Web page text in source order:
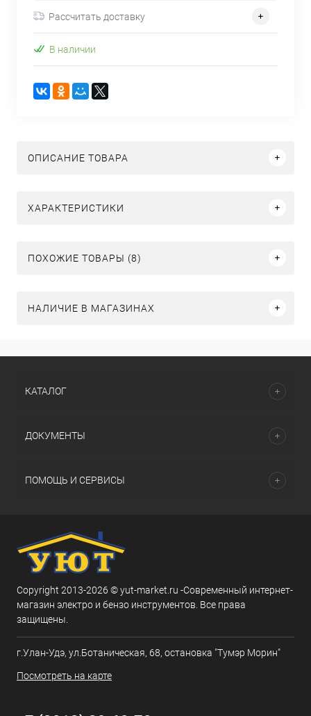
Рассчитать доставку
В наличии
ОПИСАНИЕ ТОВАРА
ХАРАКТЕРИСТИКИ
ПОХОЖИЕ ТОВАРЫ (8)
НАЛИЧИЕ В МАГАЗИНАХ
КАТАЛОГ
ДОКУМЕНТЫ
ПОМОЩЬ И СЕРВИСЫ
Copyright 2013-2026 © yut-market.ru -Современный интернет-
магазин электро и бензо инструментов. Все права
защищены.
г.Улан-Удэ, ул.Ботаническая, 68, остановка "Тумэр Морин"
Посмотреть на карте